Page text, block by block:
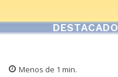
DESTACADO
Menos de 1 min.